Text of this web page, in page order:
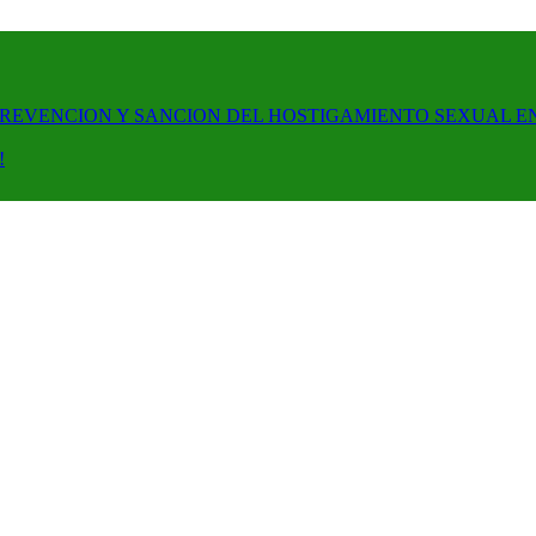
Y SANCION DEL HOSTIGAMIENTO SEXUAL